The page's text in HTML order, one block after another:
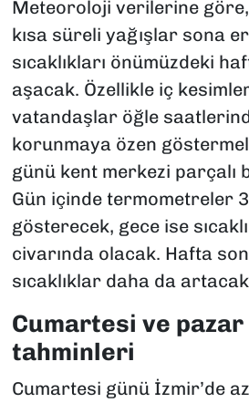
Meteoroloji verilerine
kısa süreli yağışlar sona
sıcaklıkları önümüzdeki
aşacak. Özellikle iç
vatandaşlar öğle
korunmaya özen
günü kent merkezi parçalı
Gün içinde termometreler
gösterecek, gece ise
civarında olacak. Hafta
sıcaklıklar daha da
Cumartesi ve pazar
tahminleri
Cumartesi günü İzmir’de